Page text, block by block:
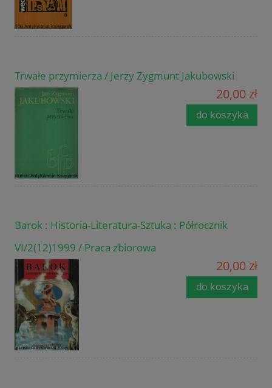
Trwałe przymierza / Jerzy Zygmunt Jakubowski
20,00 zł
do koszyka
Barok : Historia-Literatura-Sztuka : Półrocznik
VI/2(12)1999 / Praca zbiorowa
20,00 zł
do koszyka